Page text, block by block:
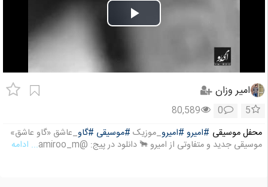
Play
Video
امیر وزان
5
0
80,589
محفل موسیقی #امیرو #امیرو_موزیک #موسیقی #گاو_عاشق «گاو عاشق»
موسیقی جدید و متفاوتی از امیرو 🐂 دانلود در پیج: @amiroo_m
... ادامه